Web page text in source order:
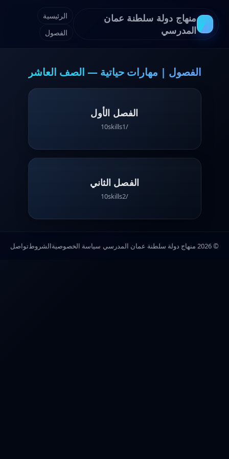
منهاج دولة سلطنة عمان
المدرسي
الرئيسية
الفصول
الفصول | مهارات حياتية — الصف العاشر
الفصل الأول
/10skills1
الفصل الثاني
/10skills2
© 2026 منهاج دولة سلطنة عمان المدرسي سياسة الخصوصيةالشروطتواصل